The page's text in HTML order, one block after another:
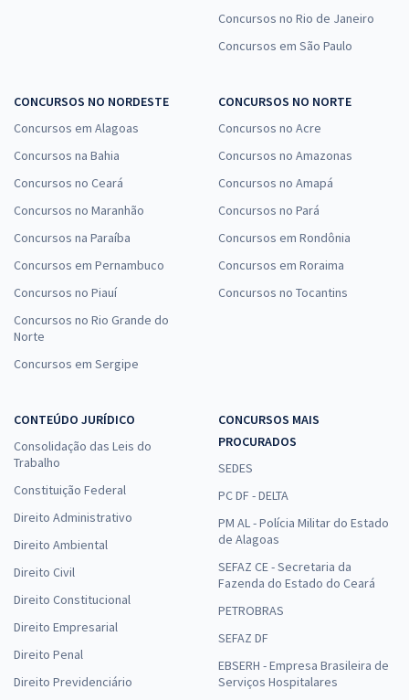
Concursos no Rio de Janeiro
Concursos em São Paulo
CONCURSOS NO NORDESTE
Concursos em Alagoas
Concursos na Bahia
Concursos no Ceará
Concursos no Maranhão
Concursos na Paraíba
Concursos em Pernambuco
Concursos no Piauí
Concursos no Rio Grande do
Norte
Concursos em Sergipe
CONCURSOS NO NORTE
Concursos no Acre
Concursos no Amazonas
Concursos no Amapá
Concursos no Pará
Concursos em Rondônia
Concursos em Roraima
Concursos no Tocantins
CONTEÚDO JURÍDICO
Consolidação das Leis do
Trabalho
Constituição Federal
Direito Administrativo
Direito Ambiental
Direito Civil
Direito Constitucional
Direito Empresarial
Direito Penal
Direito Previdenciário
CONCURSOS MAIS
PROCURADOS
SEDES
PC DF - DELTA
PM AL - Polícia Militar do Estado
de Alagoas
SEFAZ CE - Secretaria da
Fazenda do Estado do Ceará
PETROBRAS
SEFAZ DF
EBSERH - Empresa Brasileira de
Serviços Hospitalares